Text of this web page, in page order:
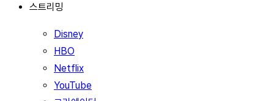
스트리밍
Disney
HBO
Netflix
YouTube